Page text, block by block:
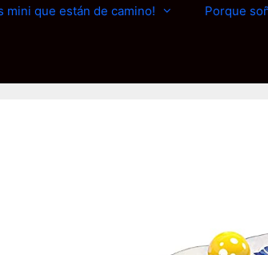
mini que están de camino! Porque